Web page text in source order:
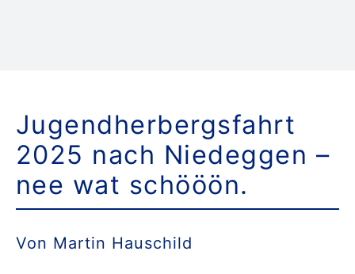
Suche
nach:
Jugendherbergsfahrt
2025 nach Niedeggen –
nee wat schööön.
Von Martin Hauschild